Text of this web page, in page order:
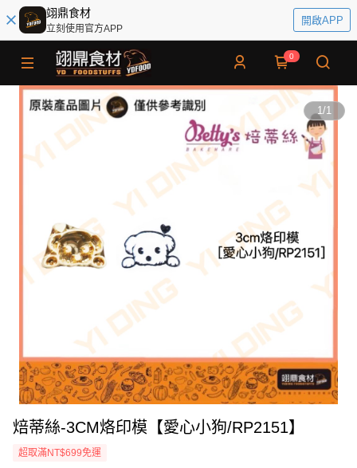
翊鼎食材
立刻使用官方APP
開啟APP
0
1/1
焙蒂絲-3CM烙印模【愛心小狗/RP2151】
超取滿NT$699免運